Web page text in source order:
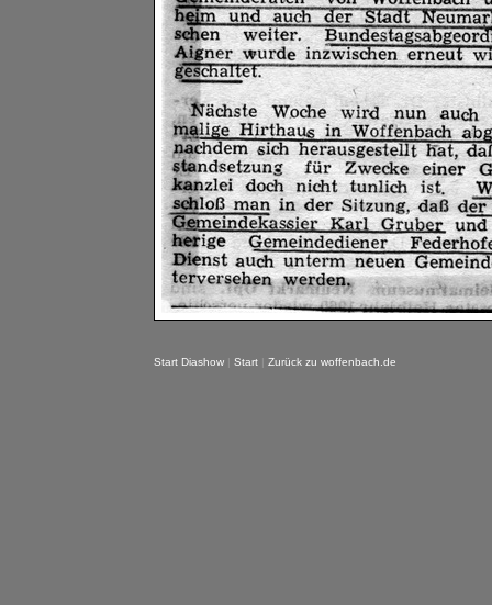
Start Diashow | Start | Zurück zu woffenbach.de